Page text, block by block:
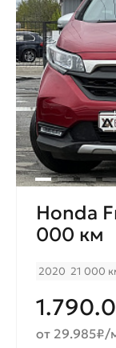
Honda
000 км
2020 21 000
от 29.985₽/